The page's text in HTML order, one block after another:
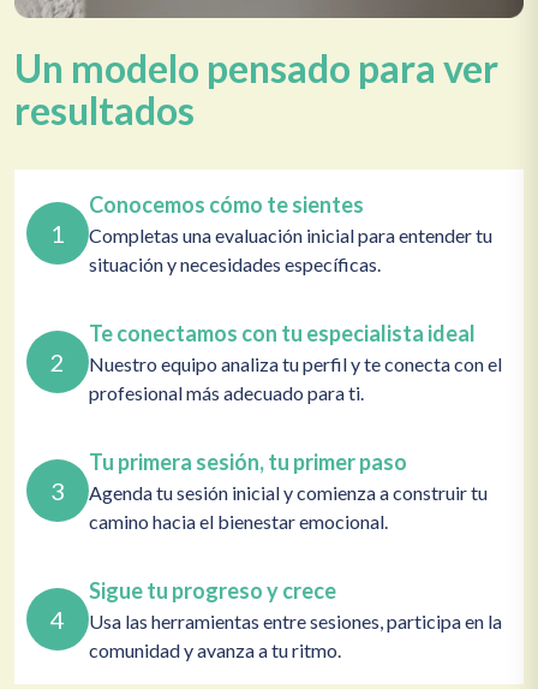
Un modelo pensado para ver
resultados
1
Conocemos cómo te sientes
Completas una evaluación inicial para entender tu
situación y necesidades específicas.
2
Te conectamos con tu especialista ideal
Nuestro equipo analiza tu perfil y te conecta con el
profesional más adecuado para ti.
3
Tu primera sesión, tu primer paso
Agenda tu sesión inicial y comienza a construir tu
camino hacia el bienestar emocional.
4
Sigue tu progreso y crece
Usa las herramientas entre sesiones, participa en la
comunidad y avanza a tu ritmo.